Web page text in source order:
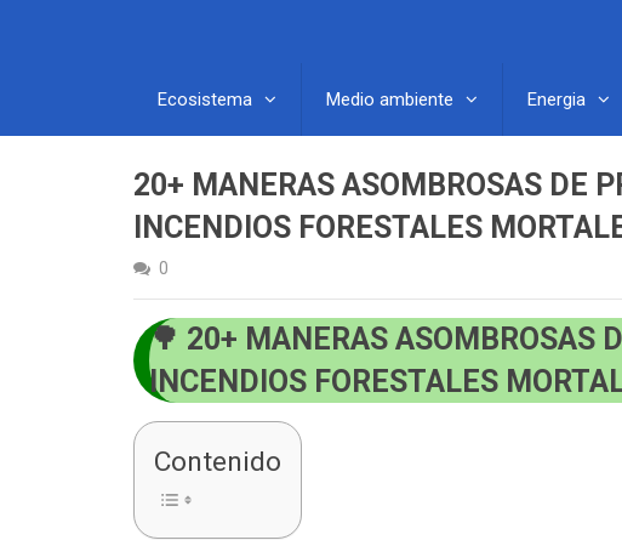
Ecosistema Medio ambiente Energia
20+ MANERAS ASOMBROSAS DE
INCENDIOS FORESTALES
0
20+ MANERAS ASOMBROSAS
INCENDIOS FORESTALES
Contenido